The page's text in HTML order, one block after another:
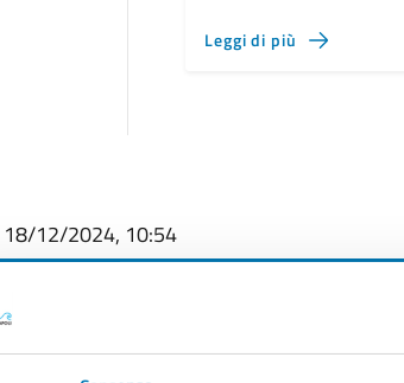
Leggi di più
18/12/2024, 10:54